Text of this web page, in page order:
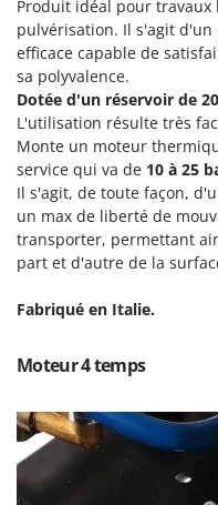
Groupes
Gyrobroyeurs à
H
Haches - Cognées
Hachoirs à viande
Herses à Dents
Herses Rotatives
L
Lames à neige
Lames niveleuses
Lieuses électriques
M
Machines à pâtes
E
EcoFlow
Edilmark
Effeuno
Einhell
Elegen
Energy Gruppi
Enotecnica Pillan
EuroMech
F
FAC
Fama Industrie
Famag
Produit idéal pour
pulvérisation. Il s'agit
efficace capable de
sa polyvalence.
Dotée d'un réservoir de
L'utilisation résulte très
Monte un moteur
service qui va de 10 à 25
Il s'agit, de toute façon,
un max de liberté de
transporter, permettant
part et d'autre de la
Fabriqué en Italie.
Moteur 4 temps